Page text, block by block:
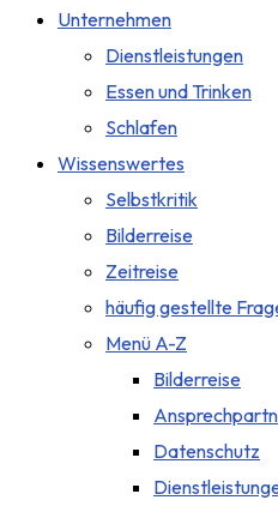
Unternehmen
Dienstleistungen
Essen und Trinken
Schlafen
Wissenswertes
Selbstkritik
Bilderreise
Zeitreise
häufig gestellte
Menü A-Z
Bilderreise
Datenschutz